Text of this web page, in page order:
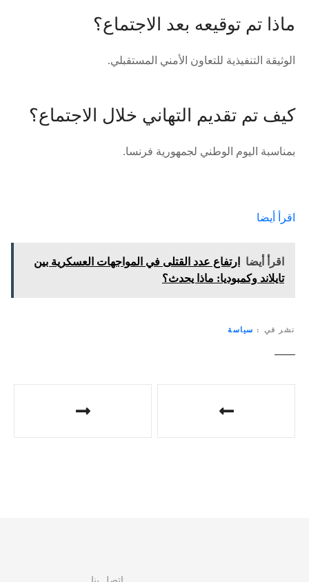
ماذا تم توقيعه بعد الاجتماع؟
الوثيقة التنفيذية للتعاون الأمني المستقبلي.
كيف تم تقديم التهاني خلال الاجتماع؟
بمناسبة اليوم الوطني لجمهورية فرنسا.
اقرأ أيضا
اقرأ أيضا
ارتفاع عدد القتلى في المواجهات العسكرية بين
تايلاند وكمبوديا: ماذا يحدث؟
نشر في سياسة